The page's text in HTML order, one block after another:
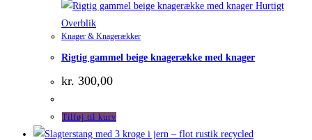
Hurtigt
Overblik
Knager & Knagerækker
Rigtig gammel beige knagerække med knager
kr. 300,00
Tilføj til kurv